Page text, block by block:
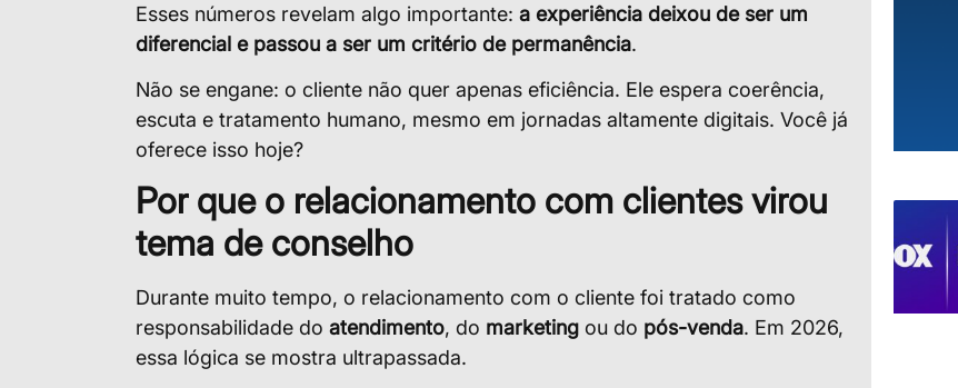
Esses números revelam algo importante: a experiência deixou de ser um
diferencial e passou a ser um critério de permanência.
Não se engane: o cliente não quer apenas eficiência. Ele espera coerência,
escuta e tratamento humano, mesmo em jornadas altamente digitais. Você já
oferece isso hoje?
Por que o relacionamento com clientes virou
tema de conselho
Durante muito tempo, o relacionamento com o cliente foi tratado como
responsabilidade do atendimento, do marketing ou do pós-venda. Em 2026,
essa lógica se mostra ultrapassada.